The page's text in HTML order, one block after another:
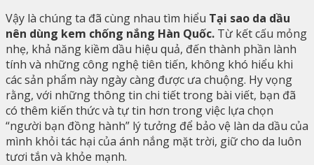
Vậy là chúng ta đã cùng nhau tìm hiểu Tại sao da dầu
nên dùng kem chống nắng Hàn Quốc. Từ kết cấu mỏng
nhẹ, khả năng kiềm dầu hiệu quả, đến thành phần lành
tính và những công nghệ tiên tiến, không khó hiểu khi
các sản phẩm này ngày càng được ưa chuộng. Hy vọng
rằng, với những thông tin chi tiết trong bài viết, bạn đã
có thêm kiến thức và tự tin hơn trong việc lựa chọn
“người bạn đồng hành” lý tưởng để bảo vệ làn da dầu của
mình khỏi tác hại của ánh nắng mặt trời, giữ cho da luôn
tươi tắn và khỏe mạnh.